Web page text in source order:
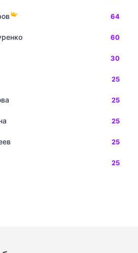
64
60
30
25
25
25
25
25